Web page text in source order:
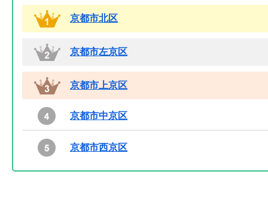
京都市北区
京都市左京区
京都市上京区
京都市中京区
京都市西京区